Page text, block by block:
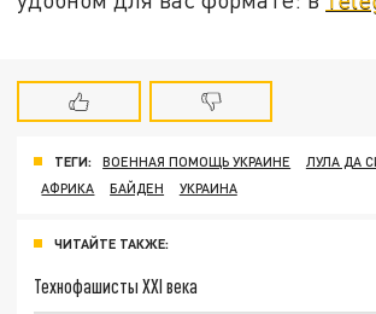
ТЕГИ: ВОЕННАЯ ПОМОЩЬ УКРАИНЕ ЛУЛА ДА
АФРИКА
БАЙДЕН УКРАИНА
ЧИТАЙТЕ ТАКЖЕ:
Технофашисты XXI века